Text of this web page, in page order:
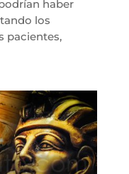
haber
los
pacientes,